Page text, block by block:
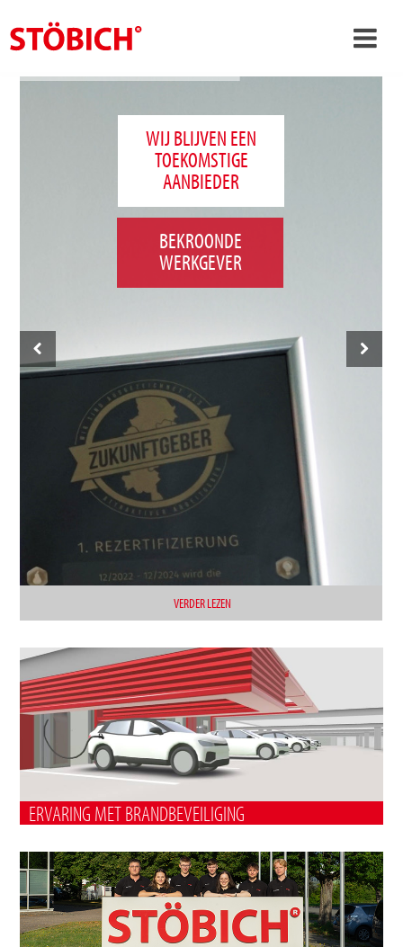
VERDER LEZEN
WIJ BLIJVEN EEN
TOEKOMSTIGE
AANBIEDER
BEKROONDE
WERKGEVER
ERVARING MET BRANDBEVEILIGING